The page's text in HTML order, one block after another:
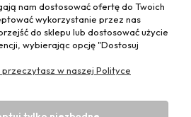
nam dostosować ofertę do Twoich
wykorzystanie przez nas
do sklepu lub dostosować użycie
wybierając opcję "Dostosuj
w naszej Polityce